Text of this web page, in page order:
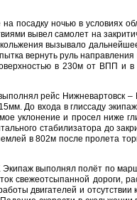
посадку ночью в условиях
вывел самолет на
вызывало
вернуть руль
в 230м от ВПП
рейс Нижневартовск –
До входа в глиссаду
уклонение и просел ниже
стабилизатора до
в 802м после пролета
выполнял полёт по
свежеотсыпанной
двигателей и